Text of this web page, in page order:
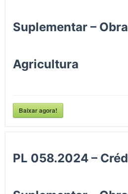
Suplementar –
Agricultura
Baixar agora!
PL 058.2024 –